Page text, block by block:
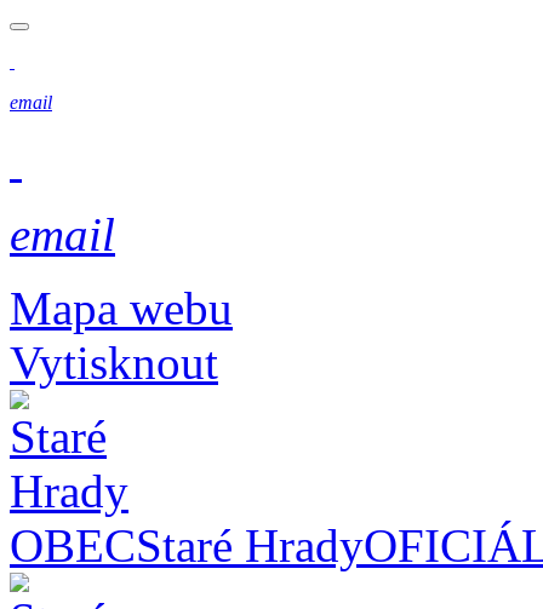
email
email
Mapa webu
Vytisknout
OBECStaré Hrady